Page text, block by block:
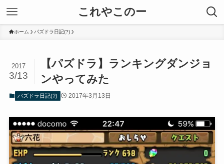
これやこのー
ホーム パズドラ日記(?)
【パズドラ】ランキングダンジョ
ンやってみた
2017
3/13
パズドラ日記(?) 2017年3月13日